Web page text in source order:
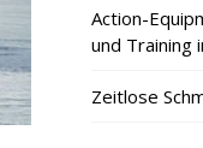
Action-
und Training
Zeitlose